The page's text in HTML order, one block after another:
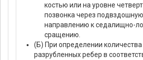
костью или на уровне
позвонка через подвздошную
направлению к седалищно-
сращению.
(Б) При определении
разрубленных ребер в